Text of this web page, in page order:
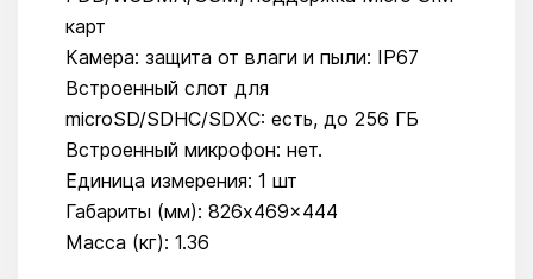
карт
Камера: защита от влаги и пыли: IP67
Встроенный слот для
microSD/SDHC/SDXC: есть, до 256 ГБ
Встроенный микрофон: нет.
Единица измерения: 1 шт
Габариты (мм): 826x469x444
Масса (кг): 1.36